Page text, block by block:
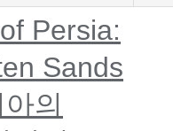
Persia:
Sands
의